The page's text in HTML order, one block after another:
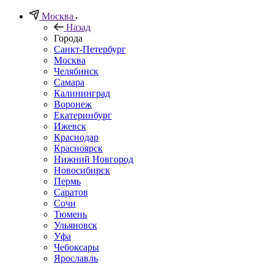
Москва
Назад
Города
Санкт-Петербург
Москва
Челябинск
Самара
Калининград
Воронеж
Екатеринбург
Ижевск
Краснодар
Красноярск
Нижний Новгород
Новосибирск
Пермь
Саратов
Сочи
Тюмень
Ульяновск
Уфа
Чебоксары
Ярославль